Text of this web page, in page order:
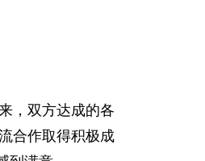
，双方达成的各
合作取得积极成